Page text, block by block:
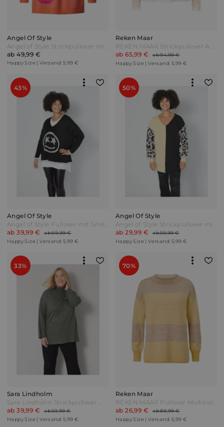
Angel Of Style
Angel of Style Strickpullover mit V-Ausschnitt Orange
ab 49,99 €
Happy Size | Versand: 5,99 €
Reken Maar
REKEN MAAR Strickpullover Apricot Bunt
ab 65,99 €
ab 94,99 €
Happy Size | Versand: 5,99 €
43%
Angel Of Style
Angel of Style Pullover mit Smiley Schwarz/Weiß
ab 39,99 €
ab 69,99 €
Happy Size | Versand: 5,99 €
50%
Angel Of Style
Angel of Style Strickpullover mit Leomuster am Ärmel Multicolor Beige
ab 29,99 €
ab 59,99 €
Happy Size | Versand: 5,99 €
33%
Sara Lindholm
Sara Lindholm Strickpullover mit hohem Stehkragen Oliv/Taupe
ab 39,99 €
ab 59,99 €
Happy Size | Versand: 5,99 €
70%
Reken Maar
REKEN MAAR Pullover Multicolor Bunt
ab 26,99 €
ab 89,99 €
Happy Size | Versand: 5,99 €